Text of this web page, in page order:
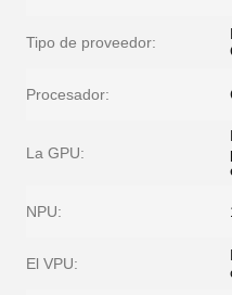
Tipo de proveedor:
Procesador:
La GPU:
NPU:
El VPU: